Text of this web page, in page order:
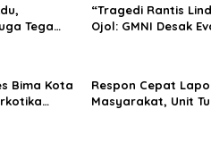
Tega
“Tragedi Rantis
Ojol: GMNI Desak
Bima Kota
Respon Cepat
Masyarakat, Unit